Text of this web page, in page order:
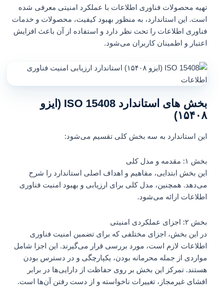
تهیه محصولات فناوری اطلاعات با عملکرد امنیتی معرفی شده
است. این استاندارد، به منظور بهبود کیفیت، محصولات و خدمات
فناوری اطلاعات را تحت نظر دارد و استفاده از آن باعث افزایش
اعتبار و اطمینان کاربران می‌شود.
بخش های استاندارد ISO 15408 (ایزو
۱۵۴۰۸)
این استاندارد به سه بخش کلی تقسیم می‌شود:
بخش ۱: مقدمه و مدل کلی
این بخش ابتدایی، مفاهیم و اهداف اصلی استاندارد را شرح
می‌دهد. همچنین، مدل کلی برای ارزیابی و بهبود امنیت فناوری
اطلاعات ارائه می‌شود.
بخش ۲: اجزای عملکردی امنیتی
در این بخش، اجزای مختلفی که برای تضمین امنیت فناوری
اطلاعات لازم است، مورد بررسی قرار می‌گیرند. این اجزا شامل
مواردی از جمله محرمانه بودن، یکپارچگی و در دسترس بودن
هستند. تمرکز این بخش بر روی حفاظت از دارایی‌ها در برابر
افشای غیرمجاز، تغییرات ناخواسته و از دست رفتن آن‌ها است.